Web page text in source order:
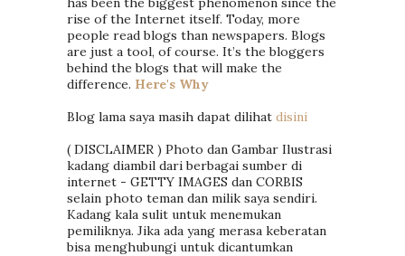
rise of the Internet itself. Today, more
people read blogs than newspapers. Blogs
are just a tool, of course. It’s the bloggers
behind the blogs that will make the
difference. Here's Why
Blog lama saya masih dapat dilihat disini
( DISCLAIMER ) Photo dan Gambar Ilustrasi
kadang diambil dari berbagai sumber di
internet - GETTY IMAGES dan CORBIS
selain photo teman dan milik saya sendiri.
Kadang kala sulit untuk menemukan
pemiliknya. Jika ada yang merasa keberatan
bisa menghubungi untuk dicantumkan